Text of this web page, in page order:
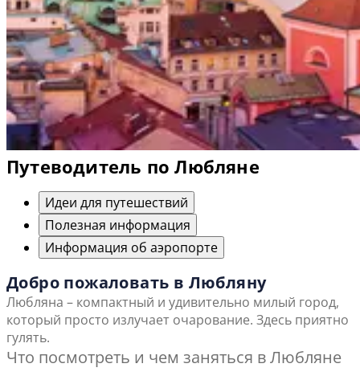
Путеводитель по Любляне
Идеи для путешествий
Полезная информация
Информация об аэропорте
Добро пожаловать в Любляну
Любляна – компактный и удивительно милый город,
который просто излучает очарование. Здесь приятно
гулять.
Что посмотреть и чем заняться в Любляне